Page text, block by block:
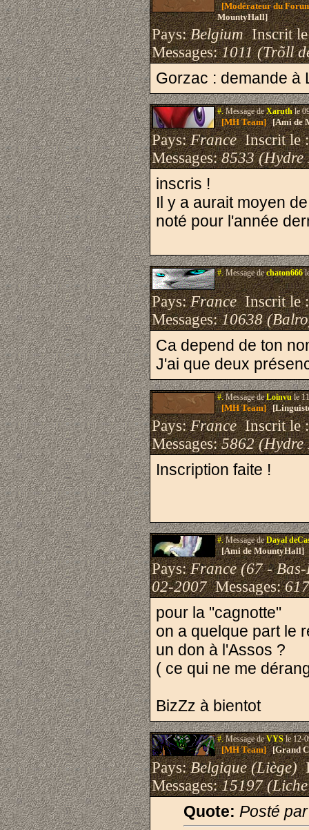
[Modérateur du
MountyHall]
Pays:BelgiumInscrit
Messages:1011 (Trõll
Gorzac : demande à
#.Message deXaruthle
[MH Team][Ami de
Pays:FranceInscrit le
Messages:8533 (Hydre
inscris !
Il y a aurait moyen
noté pour l'année
#.Message dechaton666
Pays:FranceInscrit le
Messages:10638
Ca depend de ton
J'ai que deux
#.Message deLoinvule
[MH Team]
Pays:FranceInscrit le
Messages:5862 (Hydre
Inscription faite !
#.Message deDayal
[Ami de MountyHall]
Pays:France (67 -
02-2007Messages:
pour la "cagnotte"
on a quelque part le
un don à l'Assos ?
( ce qui ne me
BizZz à bientot
#.Message deVYSle 12-
[MH Team][Grand
Pays:Belgique (Liège)
Messages:15197
Quote: Posté